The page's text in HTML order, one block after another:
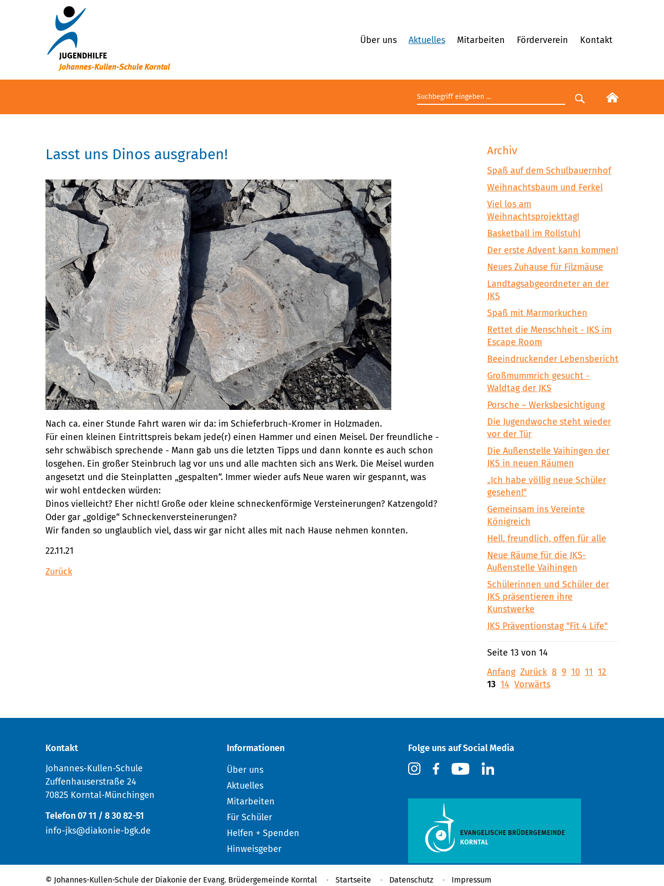
Über uns Aktuelles Mitarbeiten Förderverein Kontakt
Suchbegriff eingeben
Suche starten
Lasst uns Dinos ausgraben!
Nach ca. einer Stunde Fahrt waren wir da: im Schieferbruch-Kromer in Holzmaden.
Für einen kleinen Eintrittspreis bekam jede(r) einen Hammer und einen Meisel. Der freundliche -
sehr schwäbisch sprechende - Mann gab uns die letzten Tipps und dann konnte es auch schon
losgehen. Ein großer Steinbruch lag vor uns und alle machten sich ans Werk. Die Meisel wurden
angesetzt und die Steinplatten „gespalten“. Immer wieder aufs Neue waren wir gespannt, was
wir wohl entdecken würden:
Dinos vielleicht? Eher nicht! Große oder kleine schneckenförmige Versteinerungen? Katzengold?
Oder gar „goldige“ Schneckenversteinerungen?
Wir fanden so unglaublich viel, dass wir gar nicht alles mit nach Hause nehmen konnten.
22.11.21
Zurück
Archiv
Spaß auf dem Schulbauernhof
Weihnachtsbaum und Ferkel
Viel los am
Weihnachtsprojekttag!
Basketball im Rollstuhl
Der erste Advent kann kommen!
Neues Zuhause für Filzmäuse
Landtagsabgeordneter an der
JKS
Spaß mit Marmorkuchen
Rettet die Menschheit - JKS im
Escape Room
Beeindruckender Lebensbericht
Großmummrich gesucht -
Waldtag der JKS
Porsche – Werksbesichtigung
Die Jugendwoche steht wieder
vor der Tür
Die Außenstelle Vaihingen der
JKS in neuen Räumen
„Ich habe völlig neue Schüler
gesehen!“
Gemeinsam ins Vereinte
Königreich
Hell, freundlich, offen für alle
Neue Räume für die JKS-
Außenstelle Vaihingen
Schülerinnen und Schüler der
JKS präsentieren ihre
Kunstwerke
JKS Präventionstag "Fit 4 Life"
Seite 13 von 14
Anfang Zurück 8 9 10 11 12
13 14 Vorwärts
Kontakt
Johannes-Kullen-Schule
Zuffenhauserstraße 24
70825 Korntal-Münchingen
Telefon 07 11 / 8 30 82-51
info-jks@diakonie-bgk.de
Informationen
Über uns
Aktuelles
Mitarbeiten
Für Schüler
Helfen + Spenden
Hinweisgeber
Folge uns auf Social Media
© Johannes-Kullen-Schule der Diakonie der Evang. Brüdergemeinde Korntal Startseite Datenschutz Impressum